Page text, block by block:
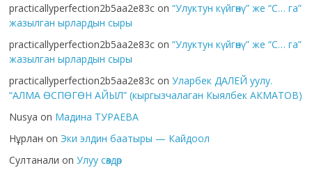
practicallyperfection2b5aa2e83c on“Улуктун күйгөнү” же “С… га”
жазылган ырлардын сыры
practicallyperfection2b5aa2e83c on“Улуктун күйгөнү” же “С… га”
жазылган ырлардын сыры
practicallyperfection2b5aa2e83c onУларбек ДАЛЕЙ уулу.
“АЛМА ӨСПӨГӨН АЙЫЛ” (кыргызчалаган Кыялбек АКМАТОВ)
Nusya on Мадина ТУРАЕВА
Нұрлан on Эки элдин баатыры — Кайдоол
Султанали onУлуу сөздөр